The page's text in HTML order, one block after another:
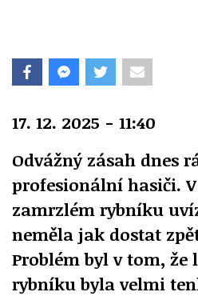
17. 12. 2025 - 11:40
Odvážný zásah dnes
profesionální hasiči.
zamrzlém rybníku
neměla jak dostat
Problém byl v tom, že
rybníku byla velmi